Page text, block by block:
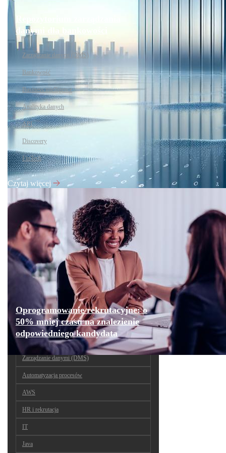
danymi dla bankowości
Zarządzanie danymi (DMS)
Bankowość
Business intelligence
Analityka danych
API
Discovery
FinTech
Czytaj więcej
Oprogramowanie rekrutacyjne: o
50% mniej czasu na znalezienie
odpowiedniego kandydata
Zarządzanie danymi (DMS)
Automatyzacja procesów
AWS
HR i rekrutacja
IT
Java